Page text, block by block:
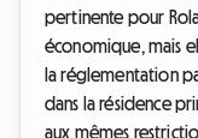
pertinente pour
économique, mais
la réglementation
dans la résidence
aux mêmes